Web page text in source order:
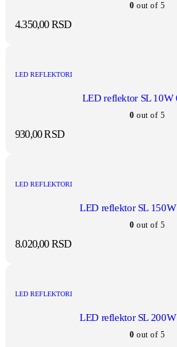
0 out of 5
4.350,00RSD
LED REFLEKTORI
LED reflektor SL 10W
0 out of 5
930,00RSD
LED REFLEKTORI
LED reflektor SL
0 out of 5
8.020,00RSD
LED REFLEKTORI
LED reflektor SL
0 out of 5